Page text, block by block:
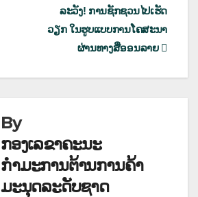
ລະວັງ! ການຊັກຊວນໄປເຮັດ
ວຽກ ໃນຮູບແບບການໂຄສະນາ
ຜ່ານທາງສື່ອອນລາຍ
By
ກອງເລຂາຄະນະ
ກຳມະການຕ້ານການຄ້າ
ມະນຸດລະດັບຊາດ